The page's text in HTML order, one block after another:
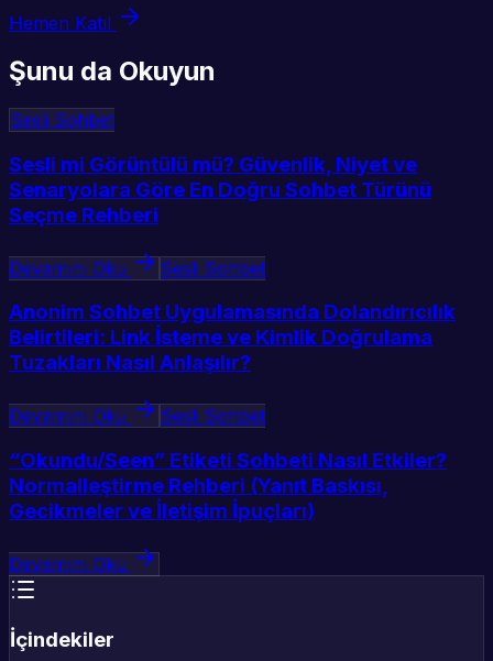
Hemen Katıl
Şunu da Okuyun
Sesli Sohbet
Sesli mi Görüntülü mü? Güvenlik, Niyet ve
Senaryolara Göre En Doğru Sohbet Türünü
Seçme Rehberi
Devamını Oku Sesli Sohbet
Anonim Sohbet Uygulamasında Dolandırıcılık
Belirtileri: Link İsteme ve Kimlik Doğrulama
Tuzakları Nasıl Anlaşılır?
Devamını Oku Sesli Sohbet
“Okundu/Seen” Etiketi Sohbeti Nasıl Etkiler?
Normalleştirme Rehberi (Yanıt Baskısı,
Gecikmeler ve İletişim İpuçları)
Devamını Oku
İçindekiler